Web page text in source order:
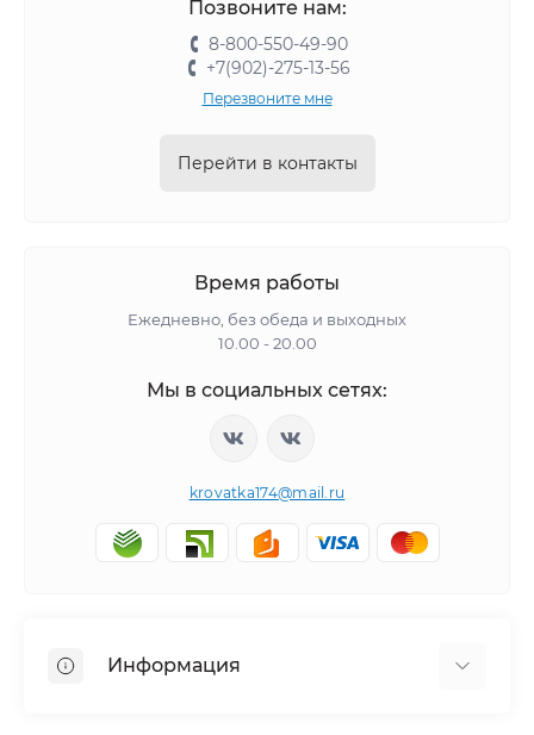
Позвоните нам:
8-800-550-49-90
+7(902)-275-13-56
Перезвоните мне
Перейти в контакты
Время работы
Ежедневно, без обеда и выходных
10.00 - 20.00
Мы в социальных сетях:
krovatka174@mail.ru
Информация